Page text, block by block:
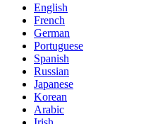
English
French
German
Portuguese
Spanish
Russian
Japanese
Korean
Arabic